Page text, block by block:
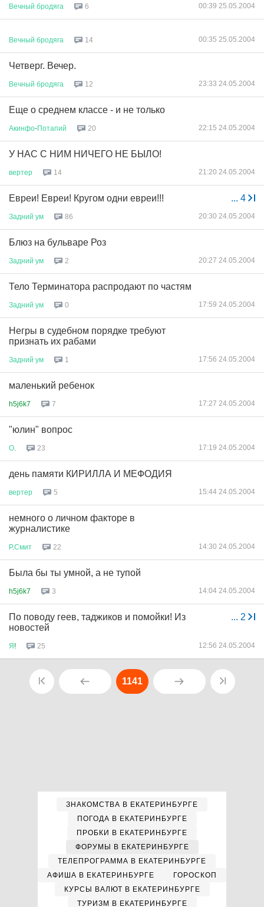
Вечный бродяга 6 00:39 25.05.2004
Вечный бродяга 14 00:35 25.05.2004
Четверг. Вечер.
Вечный бродяга 12 23:33 24.05.2004
Еще о среднем классе - и не только
Акинфо-Потапий 20 22:15 24.05.2004
У НАС С НИМ НИЧЕГО НЕ БЫЛО!
вертер 14 21:20 24.05.2004
... 4
Евреи! Евреи! Кругом одни евреи!!!
Задний ум 86 20:30 24.05.2004
Блюз на бульваре Роз
Задний ум 2 20:27 24.05.2004
Тело Терминатора распродают по частям
Задний ум 0 17:59 24.05.2004
Негры в судебном порядке требуют
признать их рабами
Задний ум 1 17:56 24.05.2004
маленький ребенок
h5j6k7 7 17:27 24.05.2004
"юлин" вопрос
О 23 17:19 24.05.2004
день памяти КИРИЛЛА И МЕФОДИЯ
вертер 5 15:44 24.05.2004
немного о личном факторе в
журналистике
Р.Смит 22 14:30 24.05.2004
Была бы ты умной, а не тупой
h5j6k7 3 14:04 24.05.2004
... 2
По поводу геев, таджиков и помойки! Из
новостей
Я! 25 12:56 24.05.2004
1141
ЗНАКОМСТВА В ЕКАТЕРИНБУРГЕ
ПОГОДА В ЕКАТЕРИНБУРГЕ
ПРОБКИ В ЕКАТЕРИНБУРГЕ
ФОРУМЫ В ЕКАТЕРИНБУРГЕ
ТЕЛЕПРОГРАММА В ЕКАТЕРИНБУРГЕ
АФИША В ЕКАТЕРИНБУРГЕ
ГОРОСКОП
КУРСЫ ВАЛЮТ В ЕКАТЕРИНБУРГЕ
ТУРИЗМ В ЕКАТЕРИНБУРГЕ